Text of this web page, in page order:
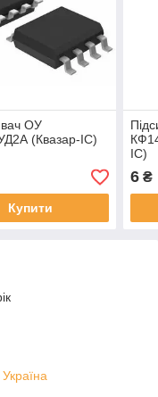
ОУ
(Квазар-ІС)
Купити
ІС)
6 ₴